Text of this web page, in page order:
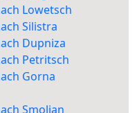
Lowetsch
Silistra
Dupniza
Petritsch
Gorna
Smoljan